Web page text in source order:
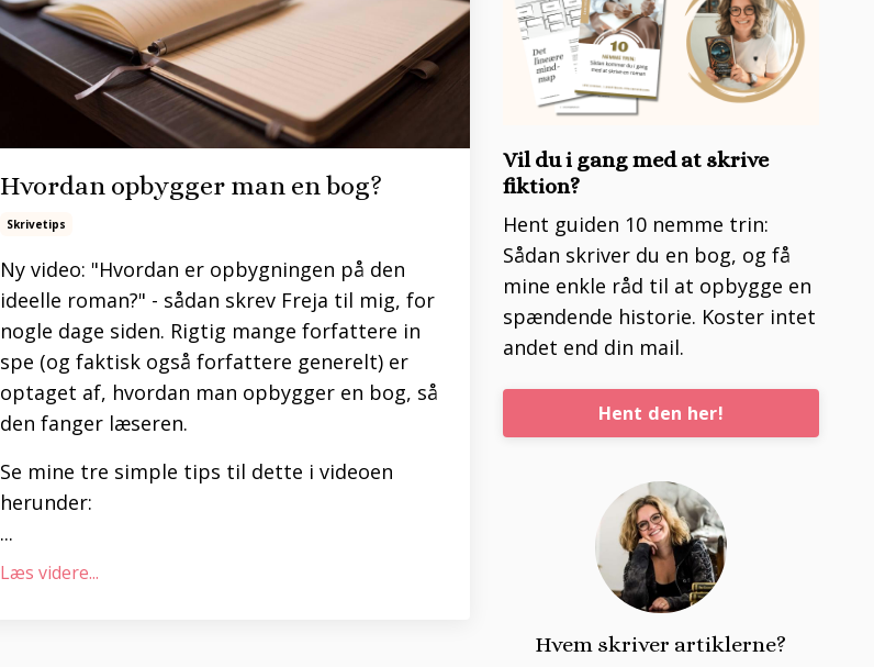
Hvordan opbygger man en bog?
Skrivetips
Ny video: "Hvordan er opbygningen på den
ideelle roman?" - sådan skrev Freja til mig, for
nogle dage siden. Rigtig mange forfattere in
spe (og faktisk også forfattere generelt) er
optaget af, hvordan man opbygger en bog, så
den fanger læseren.
Se mine tre simple tips til dette i videoen
herunder:​
...
Læs videre...
Vil du i gang med at skrive
fiktion?
Hent guiden 10 nemme trin:
Sådan skriver du en bog, og få
mine enkle råd til at opbygge en
spændende historie. Koster intet
andet end din mail.
Hent den her!
Hvem skriver artiklerne?